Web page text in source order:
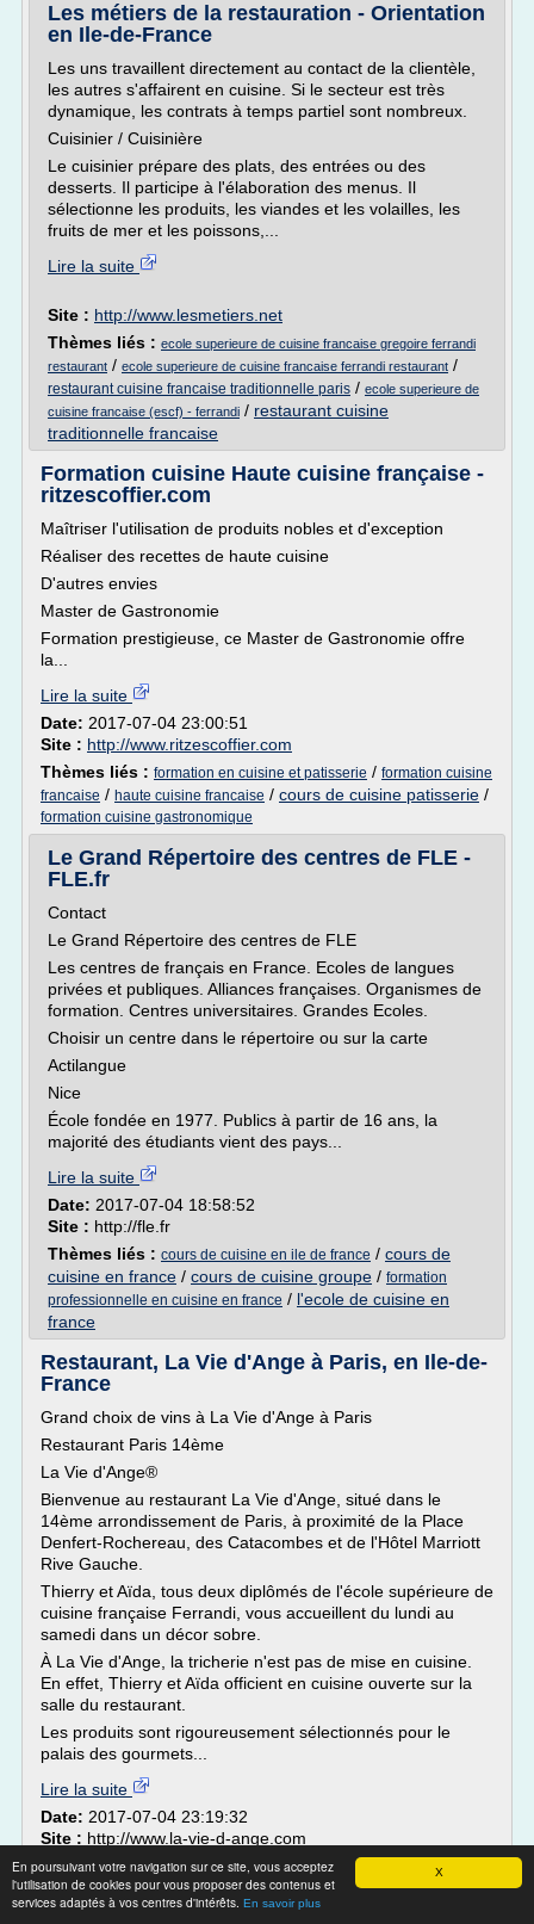
X
En poursuivant votre navigation sur ce site, vous acceptez
l'utilisation de cookies pour vous proposer des contenus et
services adaptés à vos centres d'intérêts. En savoir plus
Les métiers de la restauration - Orientation
en Ile-de-France
Les uns travaillent directement au contact de la clientèle,
les autres s'affairent en cuisine. Si le secteur est très
dynamique, les contrats à temps partiel sont nombreux.
Cuisinier / Cuisinière
Le cuisinier prépare des plats, des entrées ou des
desserts. Il participe à l'élaboration des menus. Il
sélectionne les produits, les viandes et les volailles, les
fruits de mer et les poissons,...
Lire la suite
Site : http://www.lesmetiers.net
Thèmes liés : ecole superieure de cuisine francaise gregoire ferrandi
restaurant / ecole superieure de cuisine francaise ferrandi restaurant /
restaurant cuisine francaise traditionnelle paris / ecole superieure de
cuisine francaise (escf) - ferrandi / restaurant cuisine
traditionnelle francaise
Formation cuisine Haute cuisine française -
ritzescoffier.com
Maîtriser l'utilisation de produits nobles et d'exception
Réaliser des recettes de haute cuisine
D'autres envies
Master de Gastronomie
Formation prestigieuse, ce Master de Gastronomie offre
la...
Lire la suite
Date: 2017-07-04 23:00:51
Site : http://www.ritzescoffier.com
Thèmes liés : formation en cuisine et patisserie / formation cuisine
francaise / haute cuisine francaise / cours de cuisine patisserie /
formation cuisine gastronomique
Le Grand Répertoire des centres de FLE -
FLE.fr
Contact
Le Grand Répertoire des centres de FLE
Les centres de français en France. Ecoles de langues
privées et publiques. Alliances françaises. Organismes de
formation. Centres universitaires. Grandes Ecoles.
Choisir un centre dans le répertoire ou sur la carte
Actilangue
Nice
École fondée en 1977. Publics à partir de 16 ans, la
majorité des étudiants vient des pays...
Lire la suite
Date: 2017-07-04 18:58:52
Site : http://fle.fr
Thèmes liés : cours de cuisine en ile de france / cours de
cuisine en france / cours de cuisine groupe / formation
professionnelle en cuisine en france / l'ecole de cuisine en
france
Restaurant, La Vie d'Ange à Paris, en Ile-de-
France
Grand choix de vins à La Vie d'Ange à Paris
Restaurant Paris 14ème
La Vie d'Ange®
Bienvenue au restaurant La Vie d'Ange, situé dans le
14ème arrondissement de Paris, à proximité de la Place
Denfert-Rochereau, des Catacombes et de l'Hôtel Marriott
Rive Gauche.
Thierry et Aïda, tous deux diplômés de l'école supérieure de
cuisine française Ferrandi, vous accueillent du lundi au
samedi dans un décor sobre.
À La Vie d'Ange, la tricherie n'est pas de mise en cuisine.
En effet, Thierry et Aïda officient en cuisine ouverte sur la
salle du restaurant.
Les produits sont rigoureusement sélectionnés pour le
palais des gourmets...
Lire la suite
Date: 2017-07-04 23:19:32
Site : http://www.la-vie-d-ange.com
Thèmes liés :ecole superieure de cuisine francaise ferrandi restaurant
ecole superieure de cuisine francaise ferrandi/ecole superieure de
cuisine francaise paris /ecole superieure de la cuisine francaise